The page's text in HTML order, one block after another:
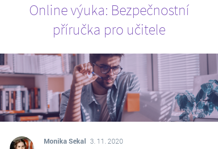
Online výuka: Bezpečnostní
příručka pro učitele
Monika Sekal 3. 11. 2020